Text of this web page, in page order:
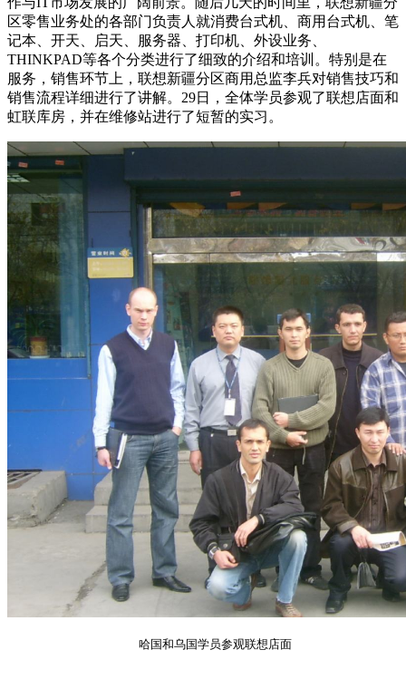
区零售业务处的各部门负责人就消费台式机、商用台式机、笔
记本、开天、启天、服务器、打印机、外设业务、
THINKPAD等各个分类进行了细致的介绍和培训。特别是在
服务，销售环节上，联想新疆分区商用总监李兵对销售技巧和
销售流程详细进行了讲解。29日，全体学员参观了联想店面和
虹联库房，并在维修站进行了短暂的实习。
哈国和乌国学员参观联想店面